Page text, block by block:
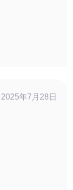
2025年7月28日